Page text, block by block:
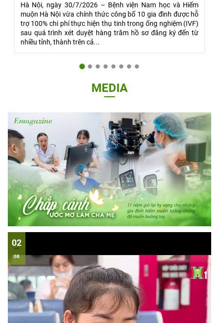
Hà Nội, ngày 30/7/2026 – Bệnh viện Nam học và Hiếm
muộn Hà Nội vừa chính thức công bố 10 gia đình được hỗ
trợ 100% chi phí thực hiện thụ tinh trong ống nghiệm (IVF)
sau quá trình xét duyệt hàng trăm hồ sơ đăng ký đến từ
nhiều tỉnh, thành trên cả...
MEDIA
02
08